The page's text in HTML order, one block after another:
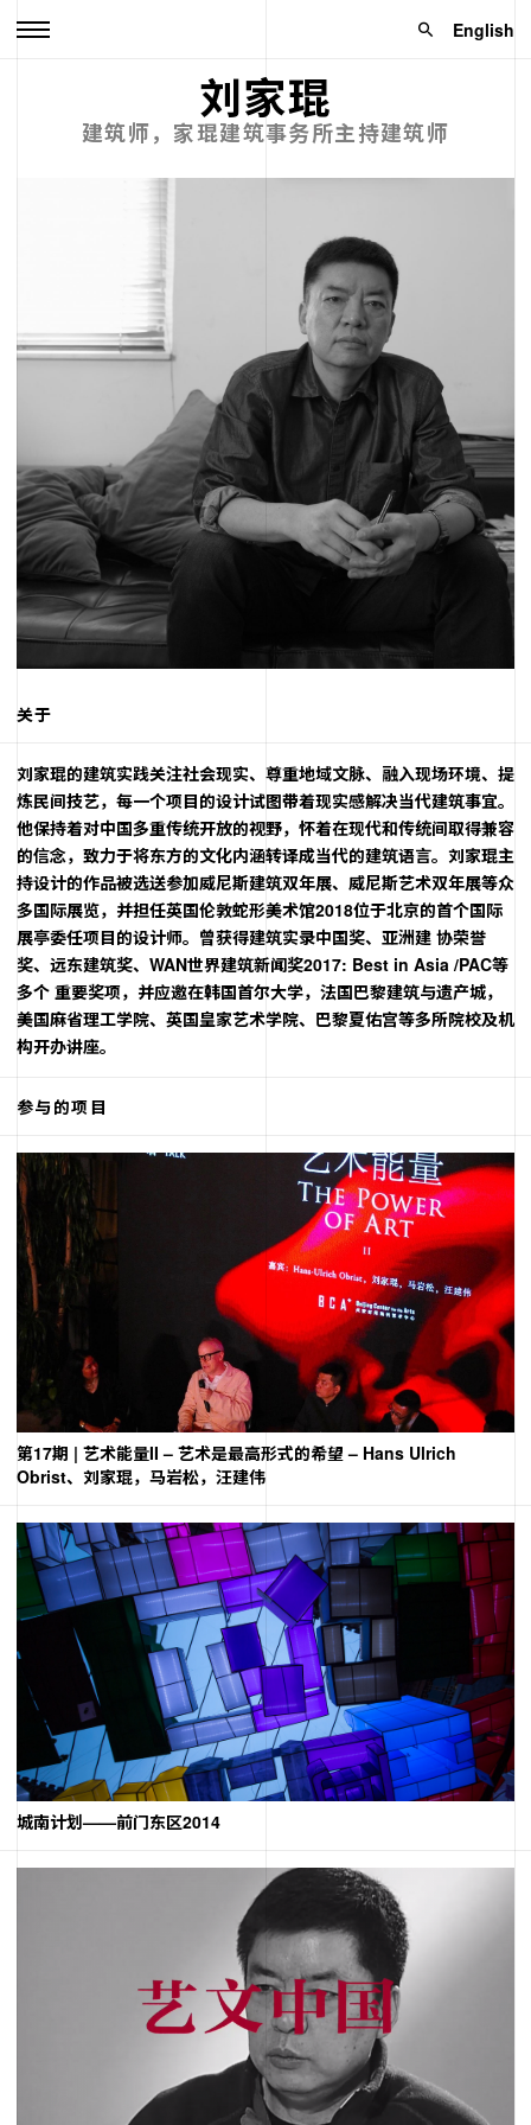
English
刘家琨
建筑师，家琨建筑事务所主持建筑师
关于
刘家琨的建筑实践关注社会现实、尊重地域文脉、融入现场环境、提
炼民间技艺，每一个项目的设计试图带着现实感解决当代建筑事宜。
他保持着对中国多重传统开放的视野，怀着在现代和传统间取得兼容
的信念，致力于将东方的文化内涵转译成当代的建筑语言。刘家琨主
持设计的作品被选送参加威尼斯建筑双年展、威尼斯艺术双年展等众
多国际展览，并担任英国伦敦蛇形美术馆2018位于北京的首个国际
展亭委任项目的设计师。曾获得建筑实录中国奖、亚洲建 协荣誉
奖、远东建筑奖、WAN世界建筑新闻奖2017: Best in Asia /PAC等
多个 重要奖项，并应邀在韩国首尔大学，法国巴黎建筑与遗产城，
美国麻省理工学院、英国皇家艺术学院、巴黎夏佑宫等多所院校及机
构开办讲座。
参与的项目
第17期 | 艺术能量II – 艺术是最高形式的希望 – Hans Ulrich
Obrist、刘家琨，马岩松，汪建伟
城南计划——前门东区2014